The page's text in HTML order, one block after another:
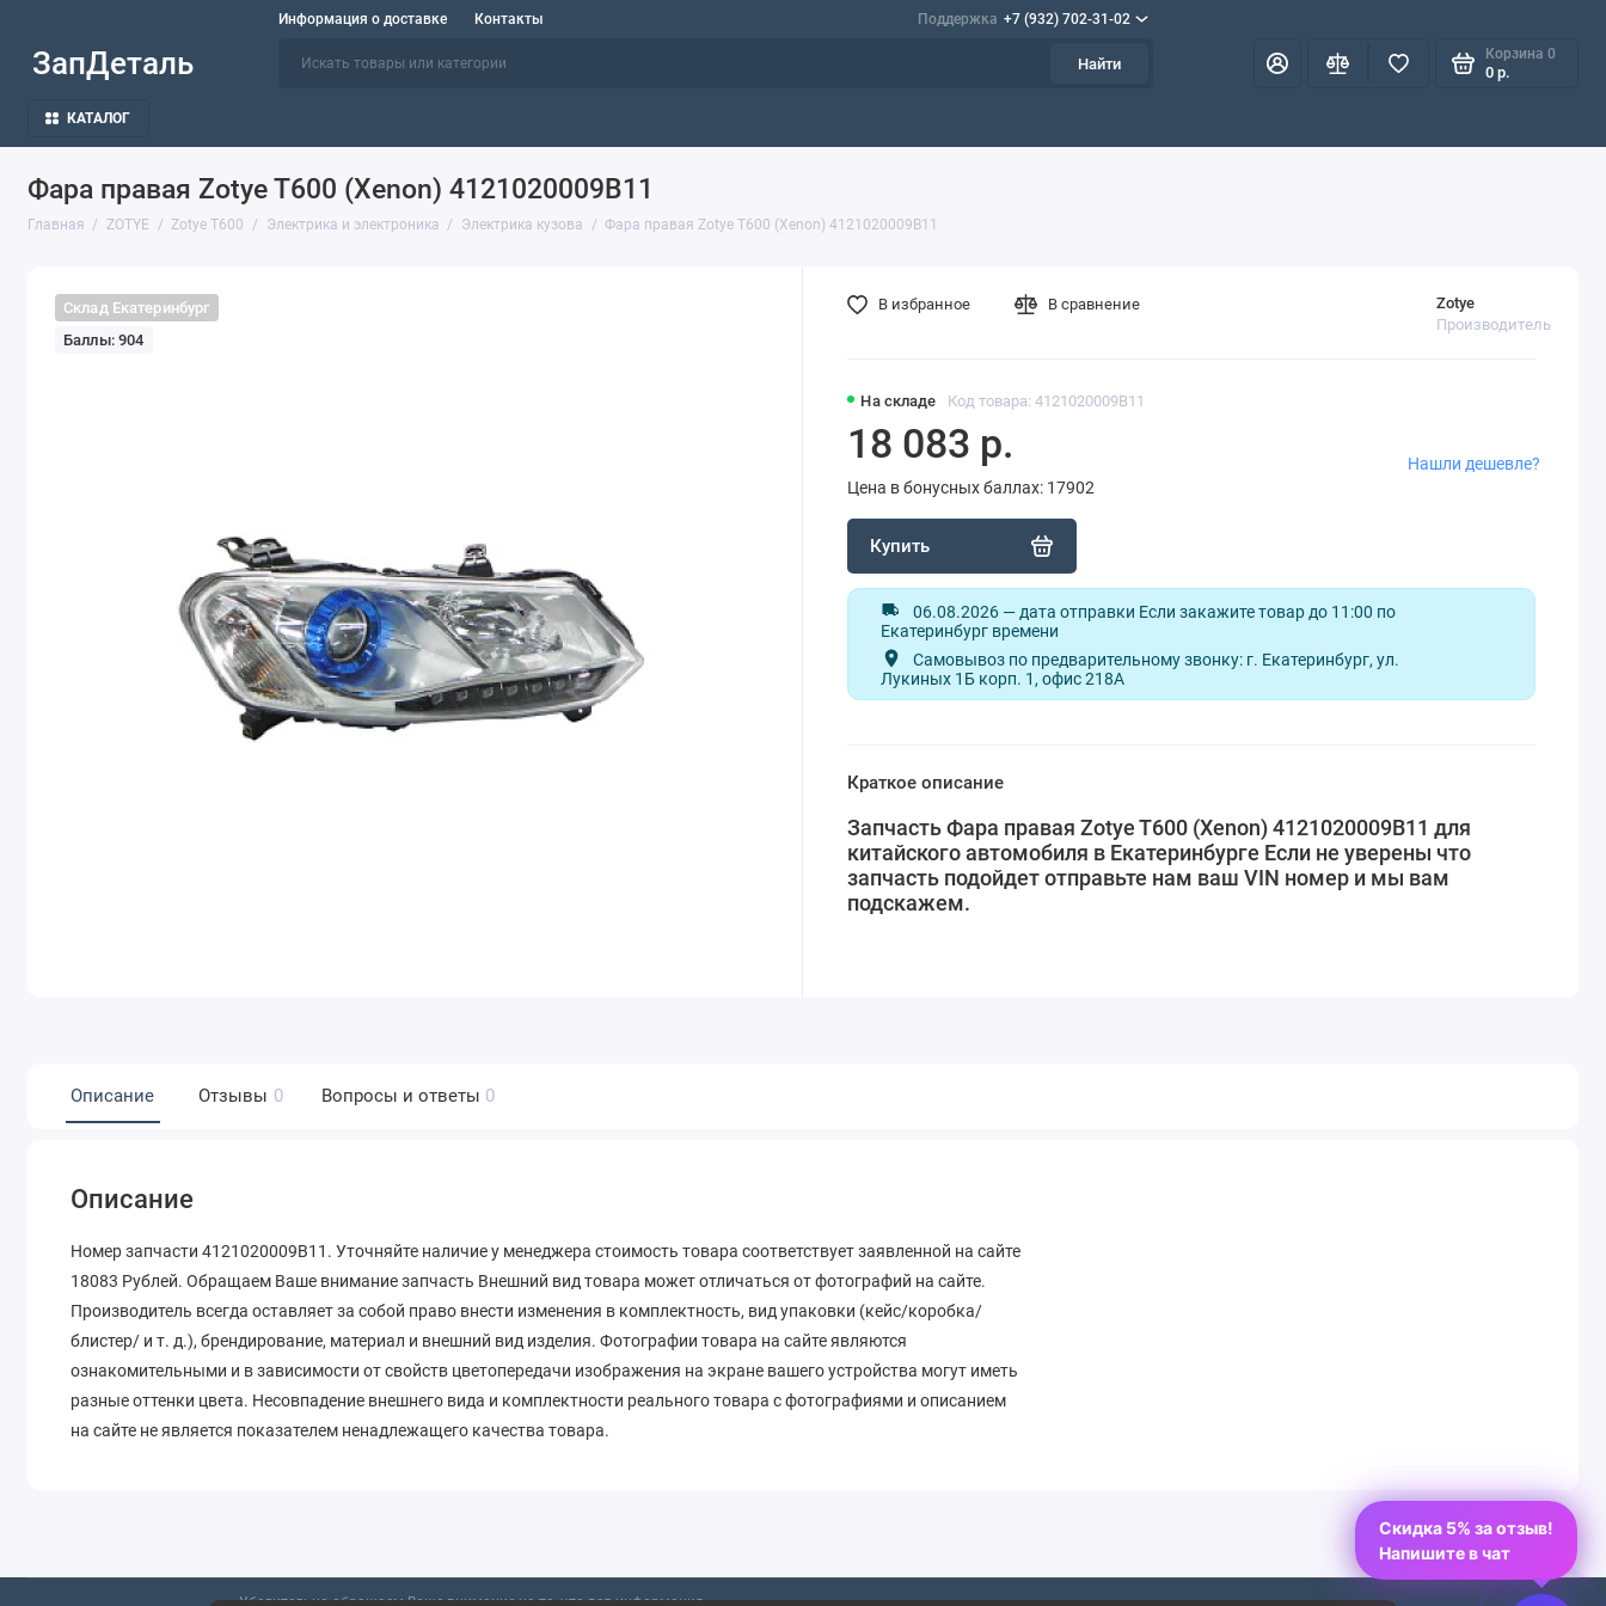
Информация о доставке Контакты Поддержка +7 (932) 702-31-02
ЗапДеталь Найти
Корзина 0
0 р.
КАТАЛОГ
Фара правая Zotye T600 (Xenon) 4121020009B11
Главная ZOTYE Zotye T600 Электрика и электроника Электрика кузова Фара правая Zotye T600 (Xenon) 4121020009B11
Склад Екатеринбург
Баллы: 904
На складе Код товара: 4121020009B11
Zotye
Производитель
18 083 р.
Цена в бонусных баллах: 17902
Купить
Нашли дешевле?
06.08.2026 — дата отправки Если закажите товар до 11:00 по
Екатеринбург времени
Самовывоз по предварительному звонку: г. Екатеринбург, ул.
Лукиных 1Б корп. 1, офис 218А
В избранное В сравнение
Краткое описание
Запчасть Фара правая Zotye T600 (Xenon) 4121020009B11 для
китайского автомобиля в Екатеринбурге Если не уверены что
запчасть подойдет отправьте нам ваш VIN номер и мы вам
подскажем.
Описание Отзывы 0 Вопросы и ответы 0
Описание
Номер запчасти 4121020009B11. Уточняйте наличие у менеджера стоимость товара соответствует заявленной на сайте
18083 Рублей. Обращаем Ваше внимание запчасть Внешний вид товара может отличаться от фотографий на сайте.
Производитель всегда оставляет за собой право внести изменения в комплектность, вид упаковки (кейс/коробка/
блистер/ и т. д.), брендирование, материал и внешний вид изделия. Фотографии товара на сайте являются
ознакомительными и в зависимости от свойств цветопередачи изображения на экране вашего устройства могут иметь
разные оттенки цвета. Несовпадение внешнего вида и комплектности реального товара с фотографиями и описанием
на сайте не является показателем ненадлежащего качества товара.
Скидка 5% за отзыв!
Напишите в чат